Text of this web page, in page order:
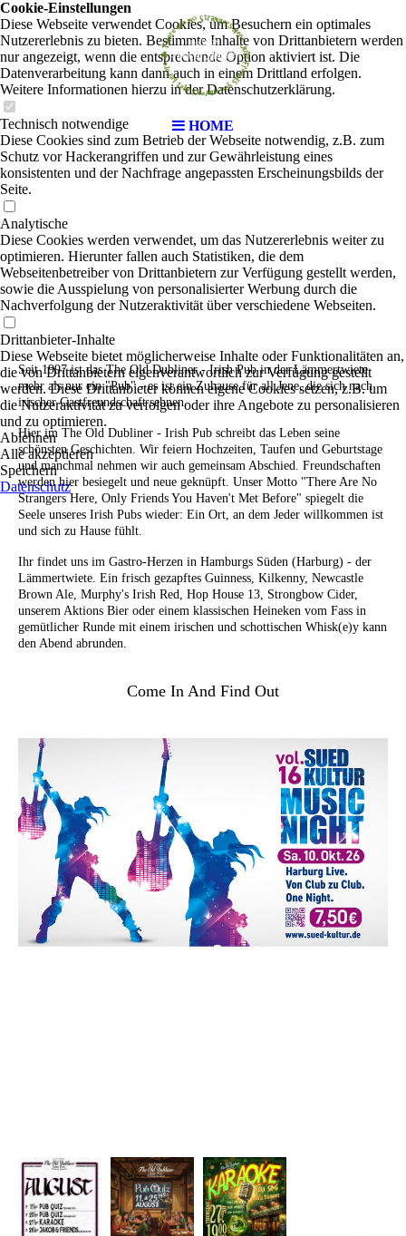
HOME
Seit 1997 ist das The Old Dubliner - Irish Pub in der Lämmertwiete
mehr als nur ein "Pub" - es ist ein Zuhause für all Jene, die sich nach
irischer Gastfreundschaft sehnen.
Hier im The Old Dubliner - Irish Pub schreibt das Leben seine
schönsten Geschichten. Wir feiern Hochzeiten, Taufen und Geburtstage
und manchmal nehmen wir auch gemeinsam Abschied. Freundschaften
werden hier besiegelt und neue geknüpft. Unser Motto "There Are No
Strangers Here, Only Friends You Haven't Met Before" spiegelt die
Seele unseres Irish Pubs wieder: Ein Ort, an dem Jeder willkommen ist
und sich zu Hause fühlt.
Ihr findet uns im Gastro-Herzen in Hamburgs Süden (Harburg) - der
Lämmertwiete. Ein frisch gezapftes Guinness, Kilkenny, Newcastle
Brown Ale, Murphy's Irish Red, Hop House 13, Strongbow Cider,
unserem Aktions Bier oder einem klassischen Heineken vom Fass in
gemütlicher Runde mit einem irischen und schottischen Whisk(e)y kann
den Abend abrunden.
Come In And Find Out
Cookie-Einstellungen
Diese Webseite verwendet Cookies, um Besuchern ein optimales
Nutzererlebnis zu bieten. Bestimmte Inhalte von Drittanbietern werden
nur angezeigt, wenn die entsprechende Option aktiviert ist. Die
Datenverarbeitung kann dann auch in einem Drittland erfolgen.
Weitere Informationen hierzu in der Datenschutzerklärung.
Technisch notwendige
Diese Cookies sind zum Betrieb der Webseite notwendig, z.B. zum
Schutz vor Hackerangriffen und zur Gewährleistung eines
konsistenten und der Nachfrage angepassten Erscheinungsbilds der
Seite.
Analytische
Diese Cookies werden verwendet, um das Nutzererlebnis weiter zu
optimieren. Hierunter fallen auch Statistiken, die dem
Webseitenbetreiber von Drittanbietern zur Verfügung gestellt werden,
sowie die Ausspielung von personalisierter Werbung durch die
Nachverfolgung der Nutzeraktivität über verschiedene Webseiten.
Drittanbieter-Inhalte
Diese Webseite bietet möglicherweise Inhalte oder Funktionalitäten an,
die von Drittanbietern eigenverantwortlich zur Verfügung gestellt
werden. Diese Drittanbieter können eigene Cookies setzen, z.B. um
die Nutzeraktivität zu verfolgen oder ihre Angebote zu personalisieren
und zu optimieren.
Ablehnen
Alle akzeptieren
Speichern
Datenschutz